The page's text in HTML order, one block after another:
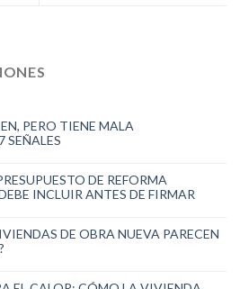
PERO TIENE MALA
SEÑALES
DE REFORMA
INCLUIR ANTES DE FIRMAR
DE OBRA NUEVA PARECEN